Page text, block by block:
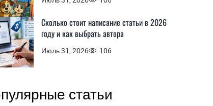
Июль 31, 2026 106
Сколько стоит написание статьи в 2026
году и как выбрать автора
статьи